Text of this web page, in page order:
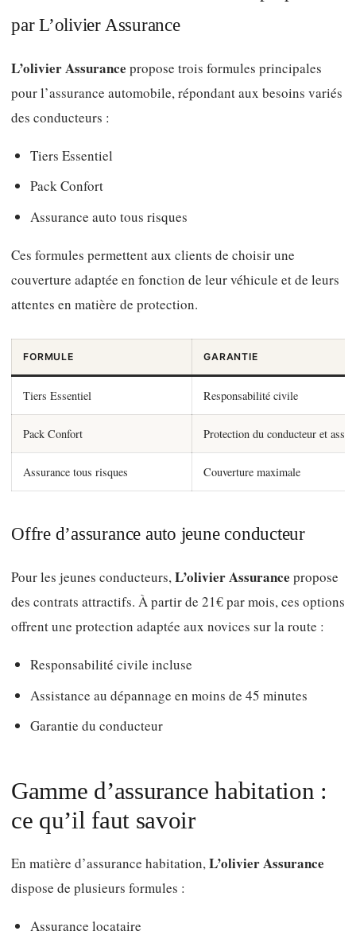
par L’olivier Assurance
L’olivier Assurance propose trois formules principales
pour l’assurance automobile, répondant aux besoins variés
des conducteurs :
Tiers Essentiel
Pack Confort
Assurance auto tous risques
Ces formules permettent aux clients de choisir une
couverture adaptée en fonction de leur véhicule et de leurs
attentes en matière de protection.
FORMULE GARANTIE
Tiers Essentiel Responsabilité civile
Pack Confort Protection du conducteur et
Assurance tous risques Couverture maximale
Offre d’assurance auto jeune conducteur
Pour les jeunes conducteurs,L’olivier Assurance propose
des contrats attractifs. À partir de 21€ par mois, ces options
offrent une protection adaptée aux novices sur la route :
Responsabilité civile incluse
Assistance au dépannage en moins de 45 minutes
Garantie du conducteur
Gamme d’assurance habitation :
ce qu’il faut savoir
En matière d’assurance habitation,L’olivier Assurance
dispose de plusieurs formules :
Assurance locataire